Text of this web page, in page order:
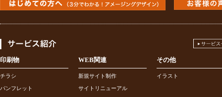
印刷物
チラシ
パンフレット
WEB関連
新規サイト制作
サイトリニューアル
その他
イラスト